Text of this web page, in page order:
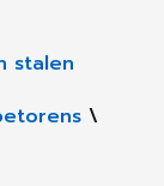
stalen
\